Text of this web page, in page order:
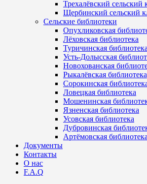
Трехалёвский сельский
Щербинский сельский
Сельские библиотеки
Опухликовская
Лёховская библиотека
Туричинская библиотека
Усть-Долысская
Новохованская
Рыкалёвская библиотека
Сорокинская
Ловецкая библиотека
Мошенинская
Язненская библиотека
Усовская библиотека
Дубровинская
Артёмовская библиотека
Документы
Контакты
О нас
F.A.Q